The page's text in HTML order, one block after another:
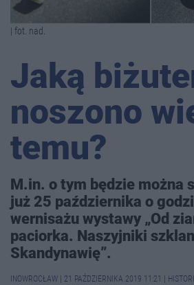
| fot. nad.
Jaką
noszono
temu?
M.in. o tym będzie można
już 25 października o
wernisażu wystawy „Od
paciorka. Naszyjniki
Skandynawię”.
INOWROCŁAW 21 PAŹDZIERNIKA 2019 11:21